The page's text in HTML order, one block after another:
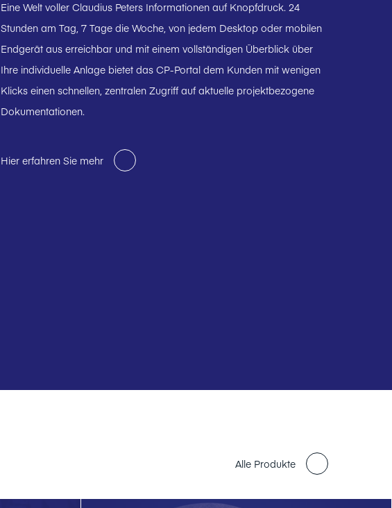
Eine Welt voller Claudius Peters Informationen auf Knopfdruck. 24
Stunden am Tag, 7 Tage die Woche, von jedem Desktop oder mobilen
Endgerät aus erreichbar und mit einem vollständigen Überblick über
Ihre individuelle Anlage bietet das CP-Portal dem Kunden mit wenigen
Klicks einen schnellen, zentralen Zugriff auf aktuelle projektbezogene
Dokumentationen.
Hier erfahren Sie mehr
Alle Produkte